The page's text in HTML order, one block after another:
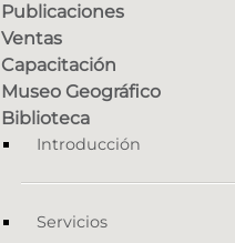
Publicaciones
Ventas
Capacitación
Museo Geográfico
Biblioteca
Introducción
Servicios